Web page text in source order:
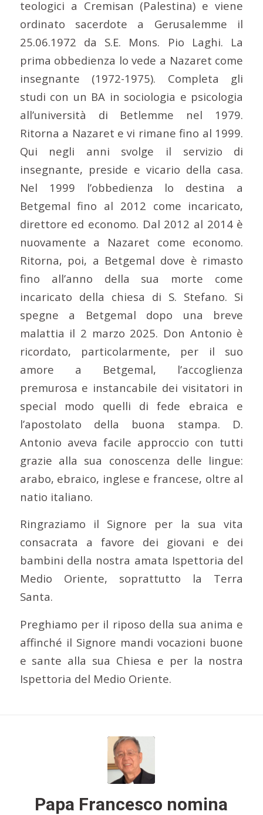
teologici a Cremisan (Palestina) e viene
ordinato sacerdote a Gerusalemme il
25.06.1972 da S.E. Mons. Pio Laghi. La
prima obbedienza lo vede a Nazaret come
insegnante (1972-1975). Completa gli
studi con un BA in sociologia e psicologia
all’università di Betlemme nel 1979.
Ritorna a Nazaret e vi rimane fino al 1999.
Qui negli anni svolge il servizio di
insegnante, preside e vicario della casa.
Nel 1999 l’obbedienza lo destina a
Betgemal fino al 2012 come incaricato,
direttore ed economo. Dal 2012 al 2014 è
nuovamente a Nazaret come economo.
Ritorna, poi, a Betgemal dove è rimasto
fino all’anno della sua morte come
incaricato della chiesa di S. Stefano. Si
spegne a Betgemal dopo una breve
malattia il 2 marzo 2025. Don Antonio è
ricordato, particolarmente, per il suo
amore a Betgemal, l’accoglienza
premurosa e instancabile dei visitatori in
special modo quelli di fede ebraica e
l’apostolato della buona stampa. D.
Antonio aveva facile approccio con tutti
grazie alla sua conoscenza delle lingue:
arabo, ebraico, inglese e francese, oltre al
natio italiano.
Ringraziamo il Signore per la sua vita
consacrata a favore dei giovani e dei
bambini della nostra amata Ispettoria del
Medio Oriente, soprattutto la Terra
Santa.
Preghiamo per il riposo della sua anima e
affinché il Signore mandi vocazioni buone
e sante alla sua Chiesa e per la nostra
Ispettoria del Medio Oriente.
Papa Francesco nomina